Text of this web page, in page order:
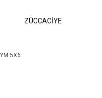
ZÜCCACİYE
5X6